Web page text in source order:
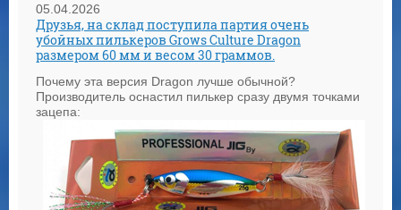
05.04.2026
Друзья, на склад поступила партия очень
убойных пилькеров Grows Culture Dragon
размером 60 мм и весом 30 граммов.
Почему эта версия Dragon лучше обычной?
Производитель оснастил пилькер сразу двумя точками
зацепа: